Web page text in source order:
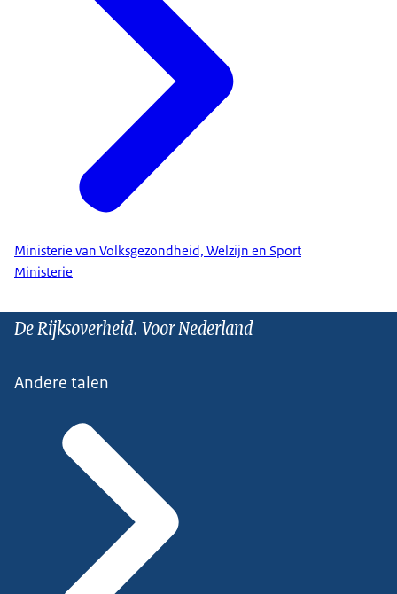
Ministerie van Volksgezondheid, Welzijn en Sport
Ministerie
De Rijksoverheid. Voor Nederland
Andere talen